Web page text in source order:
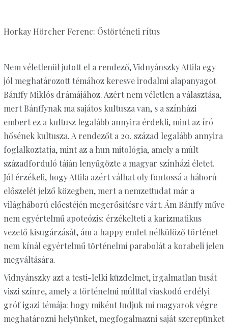
Horkay Hörcher Ferenc: Őstörténeti rítus
Nem véletlenül jutott el a rendező, Vidnyánszky Attila egy
jól meghatározott témához keresve irodalmi alapanyagot
Bánffy Miklós drámájához. Azért nem véletlen a választása,
mert Bánffynak ma sajátos kultusza van, s a színházi
embert ez a kultusz legalább annyira érdekli, mint az író
hősének kultusza. A rendezőt a 20. század legalább annyira
foglalkoztatja, mint az a hun mitológia, amely a múlt
századforduló táján lenyűgözte a magyar színházi életet.
Jól érzékeli, hogy Attila azért válhat oly fontossá a háború
előszelét jelző közegben, mert a nemzettudat már a
világháború előestéjén megerősítésre várt. Ám Bánffy műve
nem egyértelmű apoteózis: érzékelteti a karizmatikus
vezető kisugárzását, ám a happy endet nélkülöző történet
nem kínál egyértelmű történelmi parabolát a korabeli jelen
megváltására.
Vidnyánszky azt a testi-lelki küzdelmet, irgalmatlan tusát
viszi színre, amely a történelmi múlttal viaskodó erdélyi
gróf igazi témája: hogy miként tudjuk mi magyarok végre
meghatározni helyünket, megfogalmazni saját szerepünket